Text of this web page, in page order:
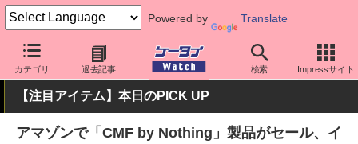
Powered by Translate
カテゴリ 過去記事 検索 Impressサイト
ケータイ Watch 周辺機器/アクセサリー オーディオ
【注目アイテム】本日のPICK UP
アマゾンで「CMF by Nothing」製品がセール、イ